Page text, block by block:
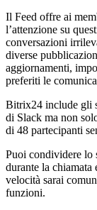
Il Feed offre ai
l’attenzione su
conversazioni
diverse
aggiornamenti,
preferiti le
Bitrix24 include gli
di Slack ma non
di 48 partecipanti
Puoi condividere lo
durante la chiamata
velocità sarai
funzioni.